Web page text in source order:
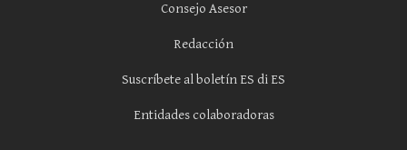
Consejo Asesor
Redacción
Suscríbete al boletín ES di ES
Entidades colaboradoras